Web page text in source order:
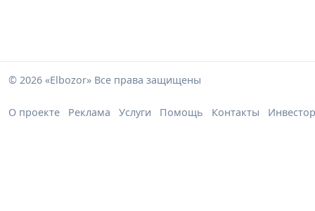
© 2026 «Elbozor» Все права защищены
О проекте Реклама Услуги Помощь Контакты